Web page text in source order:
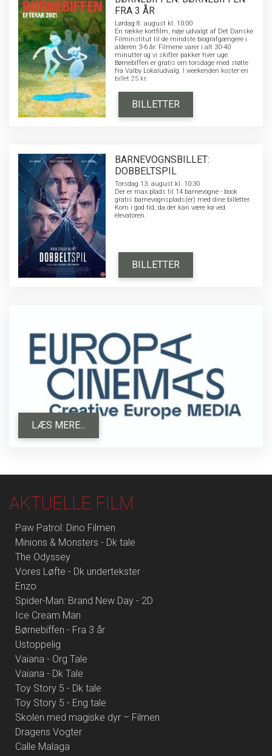
FRA 3 ÅR
Lørdag 8. august kl. 10:00
En række kortfilm, nøje udvalgt af Det Danske
Filminstitut til de mindste biografgængere i
alderen 3-6 år. Filmene varer i alt 30-40
minutter og vi skifter pakker hver uge.
Børnebiffen er gratis om torsdage med støtte
fra Valby Lokaludvalg. I weekenden koster en
billet 25 kr.
BILLETTER
BARNEVOGNSBILLET:
DOBBELTSPIL
Torsdag 13. august kl. 10:30
Der er max plads til 14 barnevogne - book
gratis barnevognsplads(er) med dine billetter.
Kom i god tid, da der kan være kø ved
elevatoren.
BILLETTER
LÆS MERE...
AKTUELLE FILM
Paw Patrol: Dino Filmen
Minions & Monsters - Dk tale
The Odyssey
Vores Løfte - Dk undertekster
Enzo
Spider-Man: Brand New Day - 2D
Ice Cream Man
Børnebiffen - Fra 3 år
Ustoppelig
Vaiana - Org Tale
Vaiana - Dk Tale
Toy Story 5 - Dk tale
Toy Story 5 - Eng tale
Skolen med magiske dyr – Filmen
Dragens Vogter
Calle Malaga